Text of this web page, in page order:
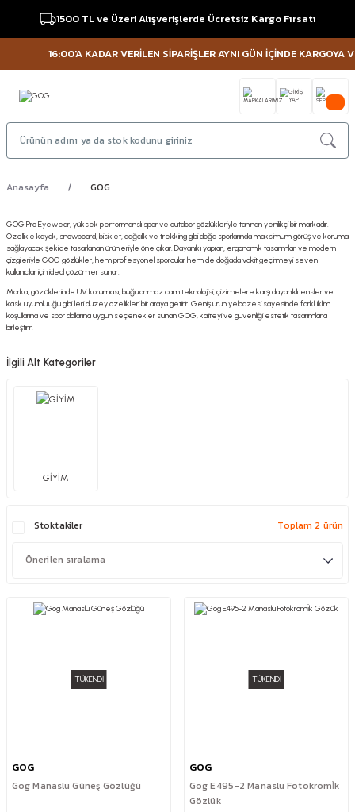
1500 TL ve Üzeri Alışverişlerde Ücretsiz Kargo Fırsatı
16:00'A KADAR VERİLEN SİPARİŞLER AYNI GÜN İÇİNDE KARGOYA
Anasayfa GOG
GOG Pro Eyewear, yüksek performanslı spor ve outdoor gözlükleriyle tanınan yenilikçi bir markadır.
Özellikle kayak, snowboard, bisiklet, dağcılık ve trekking gibi doğa sporlarında maksimum görüş ve koruma
sağlayacak şekilde tasarlanan ürünleriyle öne çıkar. Dayanıklı yapıları, ergonomik tasarımları ve modern
çizgileriyle GOG gözlükler, hem profesyonel sporcular hem de doğada vakit geçirmeyi seven
kullanıcılar için ideal çözümler sunar.
Marka, gözlüklerinde UV koruması, buğulanmaz cam teknolojisi, çizilmelere karşı dayanıklı lensler ve
kask uyumluluğu gibi ileri düzey özellikleri bir araya getirir. Geniş ürün yelpazesi sayesinde farklı iklim
koşullarına ve spor dallarına uygun seçenekler sunan GOG, kaliteyi ve güvenliği estetik tasarımlarla
birleştirir.
İlgili Alt Kategoriler
GİYİM
Stoktakiler Toplam 2 ürün
TÜKENDİ
GOG
Gog Manaslu Güneş Gözlüğü
TÜKENDİ
GOG
Gog E495-2 Manaslu Fotokromi̇k
Gözlük